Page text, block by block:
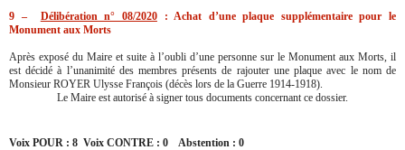
9 – Délibération n° 08/2020: Achat d’une plaque supplémentaire pour le
Monument aux Morts
Après exposé du Maire et suite à l’oubli d’une personne sur le Monument aux Morts, il
est décidé à l’unanimité des membres présents de rajouter une plaque avec le nom de
Monsieur ROYER Ulysse François (décès lors de la Guerre 1914-1918).
Le Maire est autorisé à signer tous documents concernant ce dossier.
Voix POUR : 8 Voix CONTRE : 0 Abstention : 0